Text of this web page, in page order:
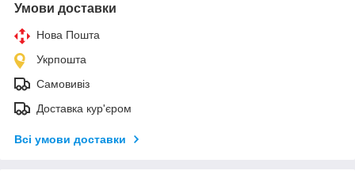
Умови доставки
Нова Пошта
Укрпошта
Самовивіз
Доставка кур'єром
Всі умови доставки